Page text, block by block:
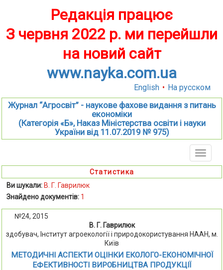
Редакція працює
З червня 2022 р. ми перейшли
на новий сайт
www.nayka.com.ua
English • На русском
Журнал “Агросвіт” - наукове фахове видання з питань
економіки
(Категорія «Б», Наказ Міністерства освіти і науки
України від 11.07.2019 № 975)
Toggle
Статистика
Ви шукали: В. Г. Гаврилюк
Знайдено документів: 1
№24, 2015
В. Г. Гаврилюк
здобувач, Інститут агроекології і природокористування НААН, м.
Київ
МЕТОДИЧНІ АСПЕКТИ ОЦІНКИ ЕКОЛОГО-ЕКОНОМІЧНОЇ
ЕФЕКТИВНОСТІ ВИРОБНИЦТВА ПРОДУКЦІЇ